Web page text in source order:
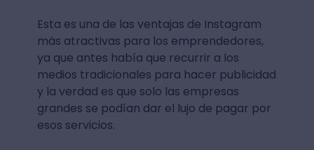
Esta es una de las ventajas de Instagram
más atractivas para los emprendedores,
ya que antes había que recurrir a los
medios tradicionales para hacer publicidad
y la verdad es que solo las empresas
grandes se podían dar el lujo de pagar por
esos servicios.